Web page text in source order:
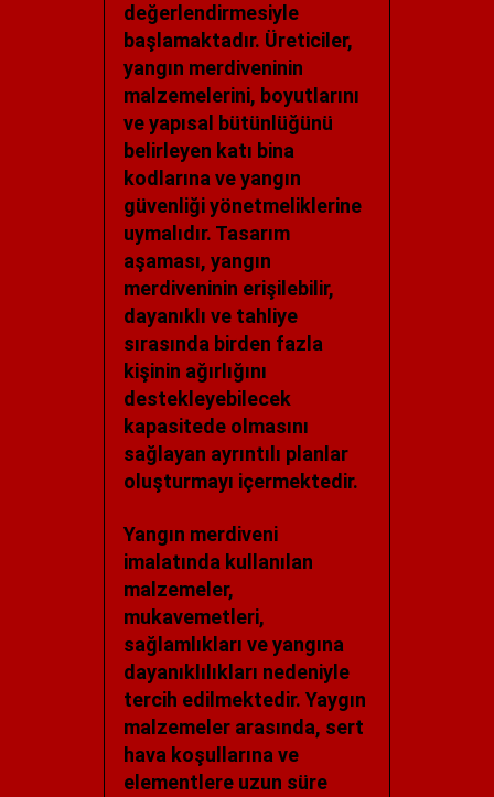
değerlendirmesiyle
başlamaktadır. Üreticiler,
yangın merdiveninin
malzemelerini, boyutlarını
ve yapısal bütünlüğünü
belirleyen katı bina
kodlarına ve yangın
güvenliği yönetmeliklerine
uymalıdır. Tasarım
aşaması, yangın
merdiveninin erişilebilir,
dayanıklı ve tahliye
sırasında birden fazla
kişinin ağırlığını
destekleyebilecek
kapasitede olmasını
sağlayan ayrıntılı planlar
oluşturmayı içermektedir.
Yangın merdiveni
imalatında kullanılan
malzemeler,
mukavemetleri,
sağlamlıkları ve yangına
dayanıklılıkları nedeniyle
tercih edilmektedir. Yaygın
malzemeler arasında, sert
hava koşullarına ve
elementlere uzun süre